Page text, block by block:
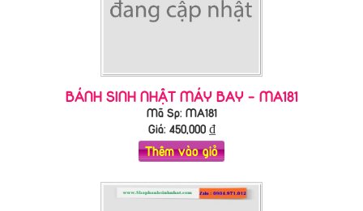
BÁNH SINH NHẬT MÁY BAY - MA181
Mã Sp: MA181
Giá: 450,000₫
Thêm vào giỏ